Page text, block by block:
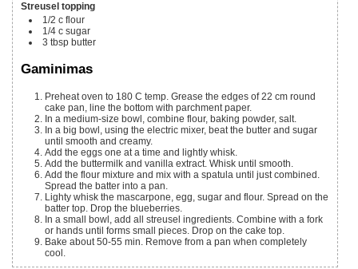
Streusel topping
1/2 c flour
1/4 c sugar
3 tbsp butter
Gaminimas
Preheat oven to 180 C temp. Grease the edges of 22 cm round
cake pan, line the bottom with parchment paper.
In a medium-size bowl, combine flour, baking powder, salt.
In a big bowl, using the electric mixer, beat the butter and sugar
until smooth and creamy.
Add the eggs one at a time and lightly whisk.
Add the buttermilk and vanilla extract. Whisk until smooth.
Add the flour mixture and mix with a spatula until just combined.
Spread the batter into a pan.
Lighty whisk the mascarpone, egg, sugar and flour. Spread on the
batter top. Drop the blueberries.
In a small bowl, add all streusel ingredients. Combine with a fork
or hands until forms small pieces. Drop on the cake top.
Bake about 50-55 min. Remove from a pan when completely
cool.